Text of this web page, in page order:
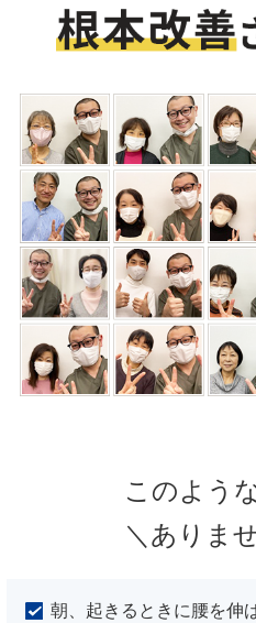
このよう
＼ありま
朝、起きるときに腰を伸